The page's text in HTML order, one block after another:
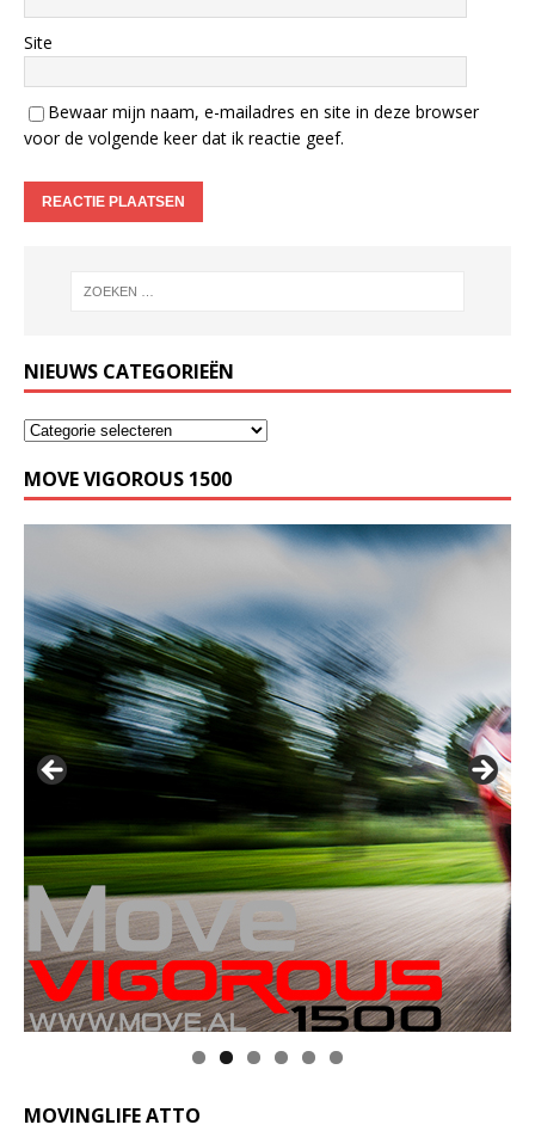
Site
Bewaar mijn naam, e-mailadres en site in deze browser
voor de volgende keer dat ik reactie geef.
NIEUWS CATEGORIEËN
MOVE VIGOROUS 1500
MOVINGLIFE ATTO